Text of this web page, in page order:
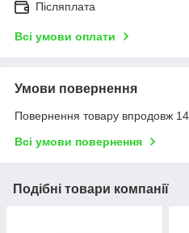
Післяплата
Всі умови оплати
Умови повернення
Повернення товару впродовж 14
Всі умови повернення
Подібні товари компанії